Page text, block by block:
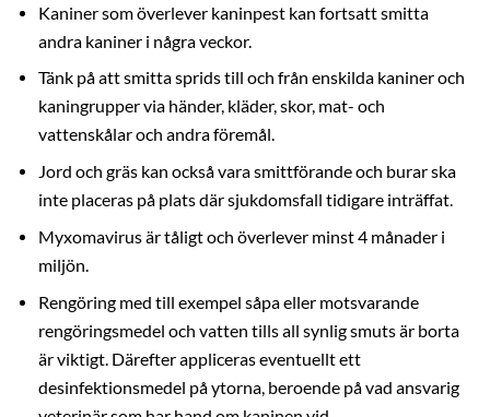
Kaniner som överlever kaninpest kan fortsatt smitta
andra kaniner i några veckor.
Tänk på att smitta sprids till och från enskilda kaniner och
kaningrupper via händer, kläder, skor, mat- och
vattenskålar och andra föremål.
Jord och gräs kan också vara smittförande och burar ska
inte placeras på plats där sjukdomsfall tidigare inträffat.
Myxomavirus är tåligt och överlever minst 4 månader i
miljön.
Rengöring med till exempel såpa eller motsvarande
rengöringsmedel och vatten tills all synlig smuts är borta
är viktigt. Därefter appliceras eventuellt ett
desinfektionsmedel på ytorna, beroende på vad ansvarig